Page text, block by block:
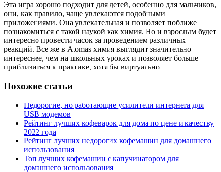
Эта игра хорошо подходит для детей, особенно для мальчиков,
они, как правило, чаще увлекаются подобными
приложениями. Она увлекательная и позволяет поближе
познакомиться с такой наукой как химия. Но и взрослым будет
интересно провести часок за проведением различных
реакций. Все же в Atomas химия выглядит значительно
интереснее, чем на школьных уроках и позволяет больше
приблизиться к практике, хотя бы виртуально.
Похожие статьи
Недорогие, но работающие усилители интернета для
USB модемов
Рейтинг лучших кофеварок для дома по цене и качеству
2022 года
Рейтинг лучших недорогих кофемашин для домашнего
использования
Топ лучших кофемашин с капучинатором для
домашнего использования